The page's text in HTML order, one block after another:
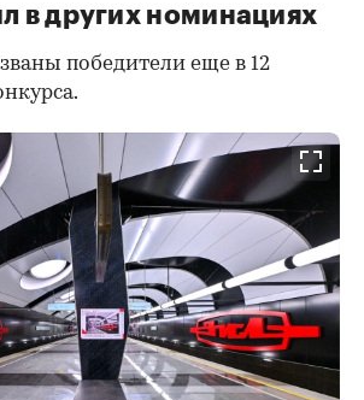
в других номинациях
победители еще в 12